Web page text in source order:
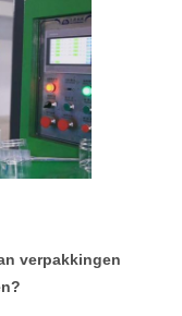
verpakkingen